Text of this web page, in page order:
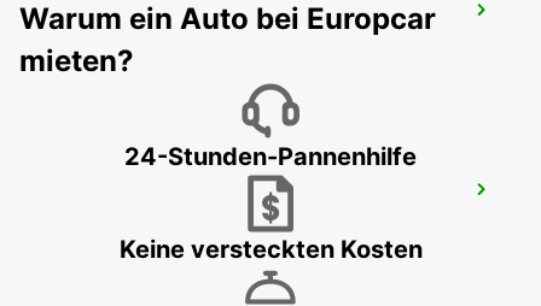
KRAKOW DOWNTOWN
Warum ein Auto bei Europcar
mieten?
24-Stunden-Pannenhilfe
Keine versteckten Kosten